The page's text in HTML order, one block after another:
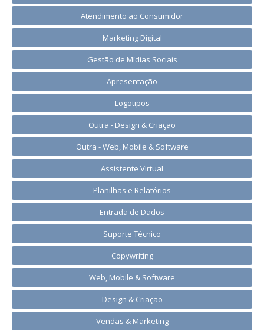
Atendimento ao Consumidor
Marketing Digital
Gestão de Mídias Sociais
Apresentação
Logotipos
Outra - Design & Criação
Outra - Web, Mobile & Software
Assistente Virtual
Planilhas e Relatórios
Entrada de Dados
Suporte Técnico
Copywriting
Web, Mobile & Software
Design & Criação
Vendas & Marketing